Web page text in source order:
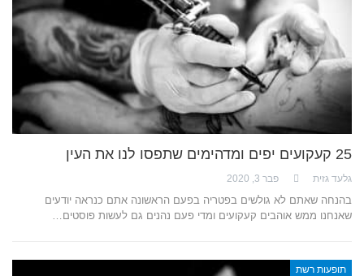
25 קעקועים יפים ומדהימים שתפסו לנו את העין
גלעד גזית פבר 3, 2020
בהנחה שאתם לא גולשים בפטריה בפעם הראשונה אתם כנראה יודעים
שאנחנו ממש אוהבים קעקועים ומדי פעם נהנים גם לעשות פוסטים…
תופעות רשת